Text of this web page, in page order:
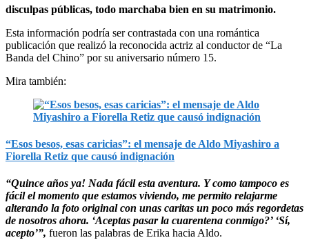
disculpas públicas, todo marchaba bien en su matrimonio.
Esta información podría ser contrastada con una romántica
publicación que realizó la reconocida actriz al conductor de “La
Banda del Chino” por su aniversario número 15.
Mira también:
“Esos besos, esas caricias”: el mensaje de Aldo Miyashiro a
Fiorella Retiz que causó indignación
“Quince años ya! Nada fácil esta aventura. Y como tampoco es
fácil el momento que estamos viviendo, me permito relajarme
alterando la foto original con unas caritas un poco más regordetas
de nosotros ahora. ‘Aceptas pasar la cuarentena conmigo?’ ‘Sí,
acepto’”, fueron las palabras de Erika hacia Aldo.